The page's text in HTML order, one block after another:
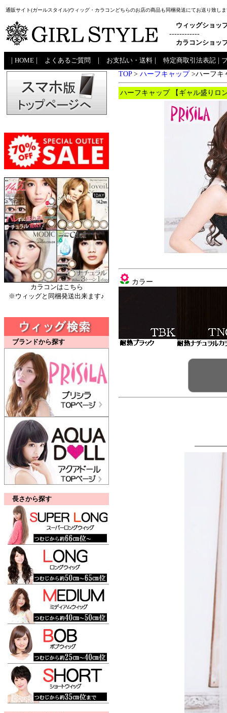
通販サイト(ガールスタイル)ウィッグ・カラコンどちらのお店の商品も同梱発送にてお送り致し
ウィッグショッ
------------
カラコンショッ
HOME よくあるご質問 お支払い・送料 特定商取引法表記
カラコンはこちら
※ウィッグと同梱発送出来ます♪
ブランドから探す
長さから探す
TOP> ハーフキャップ>ハーフキ
ハーフキャップ 【ギャル盛りロ
カラー